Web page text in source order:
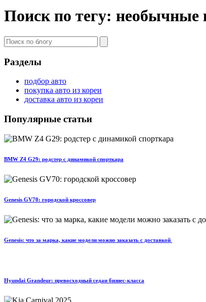
Поиск по тегу: необычные
Разделы
подбор авто
покупка авто из кореи
доставка авто из кореи
Популярные статьи
BMW Z4 G29: родстер с динамикой спорткара
Genesis GV70: городской кроссовер
Genesis: что за марка, какие модели можно заказать с доставкой
Hyundai Grandeur: превосходный седан бизнес-класса